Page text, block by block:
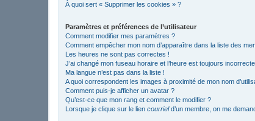
À quoi sert « Supprimer les cookies » ?
Paramètres et préférences de l’utilisateur
Comment modifier mes paramètres ?
Comment empêcher mon nom d’apparaître dans la liste des
Les heures ne sont pas correctes !
J’ai changé mon fuseau horaire et l’heure est toujours
Ma langue n’est pas dans la liste !
A quoi correspondent les images à proximité de mon nom
Comment puis-je afficher un avatar ?
Qu’est-ce que mon rang et comment le modifier ?
Lorsque je clique sur le lien courrield’un membre, on me